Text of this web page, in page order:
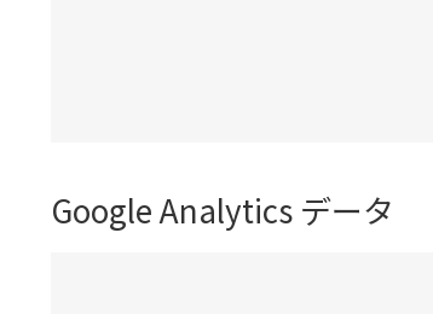
Google Analytics データ